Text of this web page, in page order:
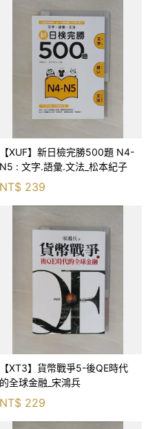
【XUF】新日檢完勝500題 N4-
N5 : 文字.語彙.文法_松本紀子
NT$ 239
【XT3】貨幣戰爭5-後QE時代
的全球金融_宋鴻兵
NT$ 229